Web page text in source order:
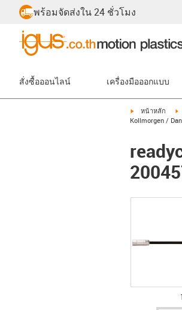
พร้อมจัดส่งใน 24 ชั่วโมง
สั่งซื้อออนไลน์ เครื่องมือออกแบบ
igus-icon-
หน้าหลัก
Kollmorgen /